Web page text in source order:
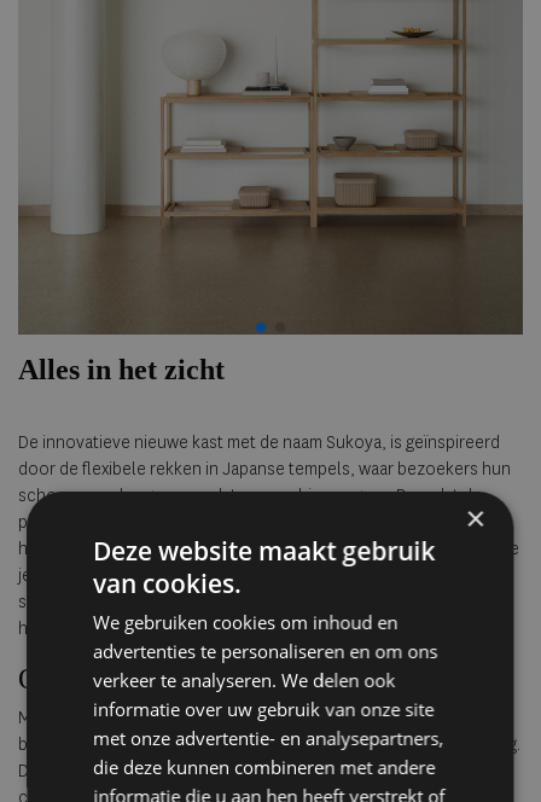
Alles in het zicht
De innovatieve nieuwe kast met de naam Sukoya, is geïnspireerd
door de flexibele rekken in Japanse tempels, waar bezoekers hun
schoenen opbergen voordat ze naar binnen gaan. Doordat de
planken verplaatst kunnen worden binnen het frame, kun je de
hoogte en indeling aanpassen aan je behoeften en de objecten die
je wilt tonen. Sukoya is verkrijgbaar in twee versies: één met een
slank stalen frame en de andere met een houten frame, in twee
houtkleuren. prijs vanaf € 695.
Ontworpen om te imponeren
Moco, het nieuwste modulaire bankontwerp van Miyake voor
blomus, biedt een perfecte combinatie van flexibiliteit en verfijning.
Dit innovatieve banksysteem nodigt je uit om een opstelling te
creëren van een slanke tweezitter tot een ruime hoekbank. Het
×
Deze website maakt gebruik
van cookies.
We gebruiken cookies om inhoud en
advertenties te personaliseren en om ons
verkeer te analyseren. We delen ook
informatie over uw gebruik van onze site
met onze advertentie- en analysepartners,
die deze kunnen combineren met andere
informatie die u aan hen heeft verstrekt of